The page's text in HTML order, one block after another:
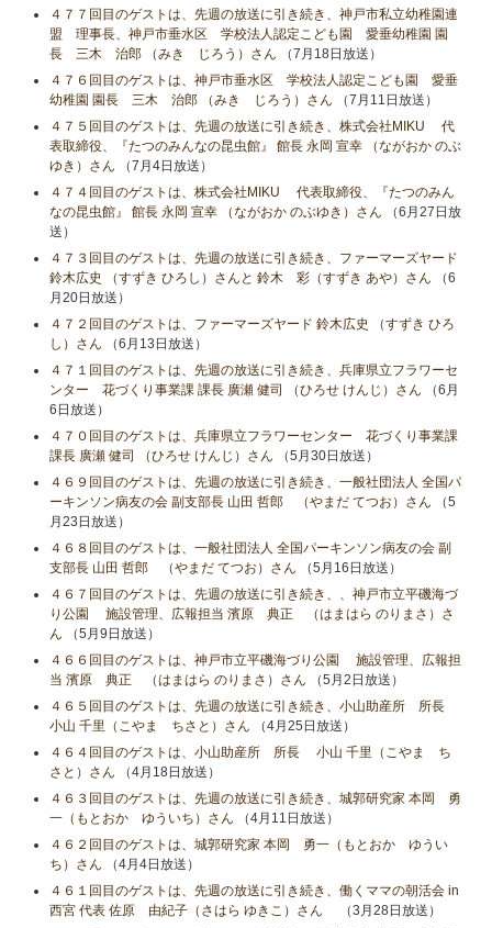
４７７回目のゲストは、先週の放送に引き続き、神戸市私立幼稚園連
盟 理事長、神戸市垂水区 学校法人認定こども園 愛垂幼稚園 園
長 三木 治郎 （みき じろう）さん （7月18日放送）
４７６回目のゲストは、神戸市垂水区 学校法人認定こども園 愛垂
幼稚園 園長 三木 治郎 （みき じろう）さん （7月11日放送）
４７５回目のゲストは、先週の放送に引き続き、株式会社MIKU 代
表取締役、『たつのみんなの昆虫館』 館長 永岡 宣幸 （ながおか のぶ
ゆき）さん （7月4日放送）
４７４回目のゲストは、株式会社MIKU 代表取締役、『たつのみん
なの昆虫館』 館長 永岡 宣幸 （ながおか のぶゆき）さん （6月27日放
送）
４７３回目のゲストは、先週の放送に引き続き、ファーマーズヤード
鈴木広史 （すずき ひろし）さんと 鈴木 彩（すずき あや）さん （6
月20日放送）
４７２回目のゲストは、ファーマーズヤード 鈴木広史 （すずき ひろ
し）さん （6月13日放送）
４７１回目のゲストは、先週の放送に引き続き、兵庫県立フラワーセ
ンター 花づくり事業課 課長 廣瀬 健司 （ひろせ けんじ）さん （6月
6日放送）
４７０回目のゲストは、兵庫県立フラワーセンター 花づくり事業課
課長 廣瀬 健司 （ひろせ けんじ）さん （5月30日放送）
４６９回目のゲストは、先週の放送に引き続き、一般社団法人 全国パ
ーキンソン病友の会 副支部長 山田 哲郎 （やまだ てつお）さん （5
月23日放送）
４６８回目のゲストは、一般社団法人 全国パーキンソン病友の会 副
支部長 山田 哲郎 （やまだ てつお）さん （5月16日放送）
４６７回目のゲストは、先週の放送に引き続き、、神戸市立平磯海づ
り公園 施設管理、広報担当 濱原 典正 （はまはら のりまさ）さ
ん （5月9日放送）
４６６回目のゲストは、神戸市立平磯海づり公園 施設管理、広報担
当 濱原 典正 （はまはら のりまさ）さん （5月2日放送）
４６５回目のゲストは、先週の放送に引き続き、小山助産所 所長
小山​ 千里（こやま ちさと）さん （4月25日放送）
４６４回目のゲストは、小山助産所 所長 小山​ 千里（こやま ち
さと）さん （4月18日放送）
４６３回目のゲストは、先週の放送に引き続き、城郭研究家 本岡 勇
一（もとおか ゆういち）さん （4月11日放送）
４６２回目のゲストは、城郭研究家 本岡 勇一（もとおか ゆうい
ち）さん （4月4日放送）
４６１回目のゲストは、先週の放送に引き続き、働くママの朝活会 in
西宮 代表 佐原 由紀子（さはら ゆきこ）さん
（3月28日放送）